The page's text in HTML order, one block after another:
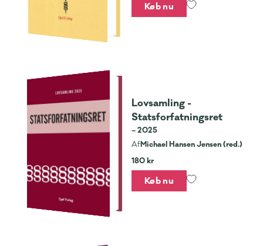
Køb nu
Lovsamling -
Statsforfatningsret
– 2025
AfMichael Hansen Jensen (red.)
180 kr
Køb nu